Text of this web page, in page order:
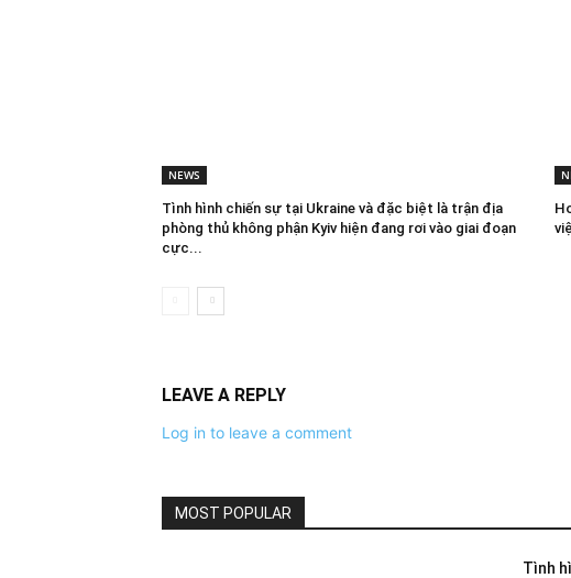
NEWS
Tình hình chiến sự tại Ukraine và đặc biệt là trận địa
phòng thủ không phận Kyiv hiện đang rơi vào giai đoạn
cực...
LEAVE A REPLY
Log in to leave a comment
MOST POPULAR
Tình